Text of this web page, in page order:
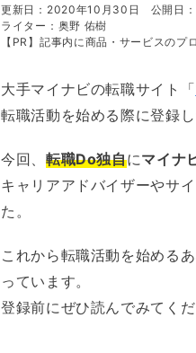
更新日：2020年10月30日
公開日
ライター：奥野 佑樹
【PR】記事内に商品・サービスのプ
大手マイナビの転職サイト「
転職活動を始める際に登録
今回、 転職Do独自にマイナ
キャリアアドバイザーやサ
た。
これから転職活動を始める
っています。
登録前にぜひ読んでみてくだ